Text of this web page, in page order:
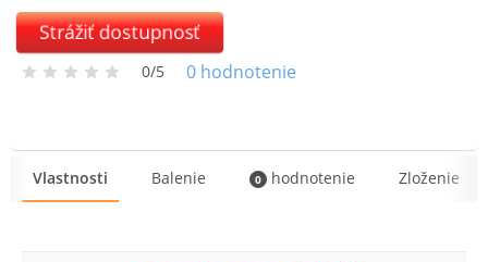
Strážiť dostupnosť
0/5 0 hodnotenie
Vlastnosti Balenie 0 hodnotenie Zloženie